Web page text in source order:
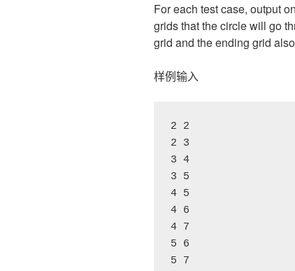
For each test case, output
grids that the circle will go
grid and the ending grid
样例输入
2 2
2 3
3 4
3 5
4 5
4 6
4 7
5 6
5 7